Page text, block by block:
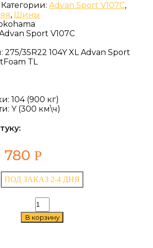
Категории: Advan Sport V107C,
, Шины
Sport V107C
275/35R22 104Y XL Advan Sport
TL
104 (900 кг)
Y (300 км\ч)
780 Р
ПОД ЗАКАЗ 2-4 ДНЯ
Количество
товара
Yokohama
В корзину